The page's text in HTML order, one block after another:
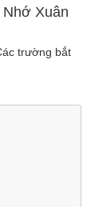
Xuân
trường bắt